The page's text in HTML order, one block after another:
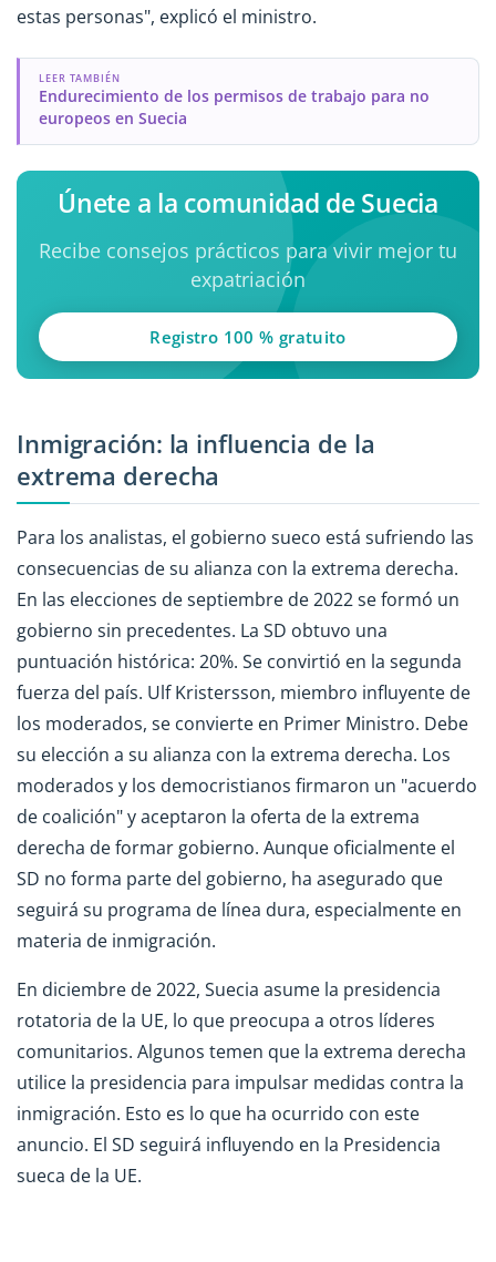
estas personas", explicó el ministro.
LEER TAMBIÉN
Endurecimiento de los permisos de trabajo para no
europeos en Suecia
Únete a la comunidad de Suecia
Recibe consejos prácticos para vivir mejor tu
expatriación
Registro 100 % gratuito
Inmigración: la influencia de la
extrema derecha
Para los analistas, el gobierno sueco está sufriendo las
consecuencias de su alianza con la extrema derecha.
En las elecciones de septiembre de 2022 se formó un
gobierno sin precedentes. La SD obtuvo una
puntuación histórica: 20%. Se convirtió en la segunda
fuerza del país. Ulf Kristersson, miembro influyente de
los moderados, se convierte en Primer Ministro. Debe
su elección a su alianza con la extrema derecha. Los
moderados y los democristianos firmaron un "acuerdo
de coalición" y aceptaron la oferta de la extrema
derecha de formar gobierno. Aunque oficialmente el
SD no forma parte del gobierno, ha asegurado que
seguirá su programa de línea dura, especialmente en
materia de inmigración.
En diciembre de 2022, Suecia asume la presidencia
rotatoria de la UE, lo que preocupa a otros líderes
comunitarios. Algunos temen que la extrema derecha
utilice la presidencia para impulsar medidas contra la
inmigración. Esto es lo que ha ocurrido con este
anuncio. El SD seguirá influyendo en la Presidencia
sueca de la UE.